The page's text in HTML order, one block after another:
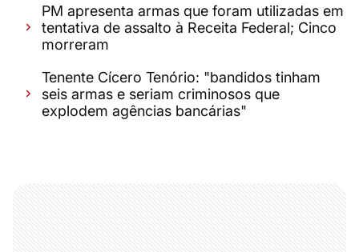
PM apresenta armas que foram utilizadas em
tentativa de assalto à Receita Federal; Cinco
morreram
Tenente Cícero Tenório: "bandidos tinham
seis armas e seriam criminosos que
explodem agências bancárias"